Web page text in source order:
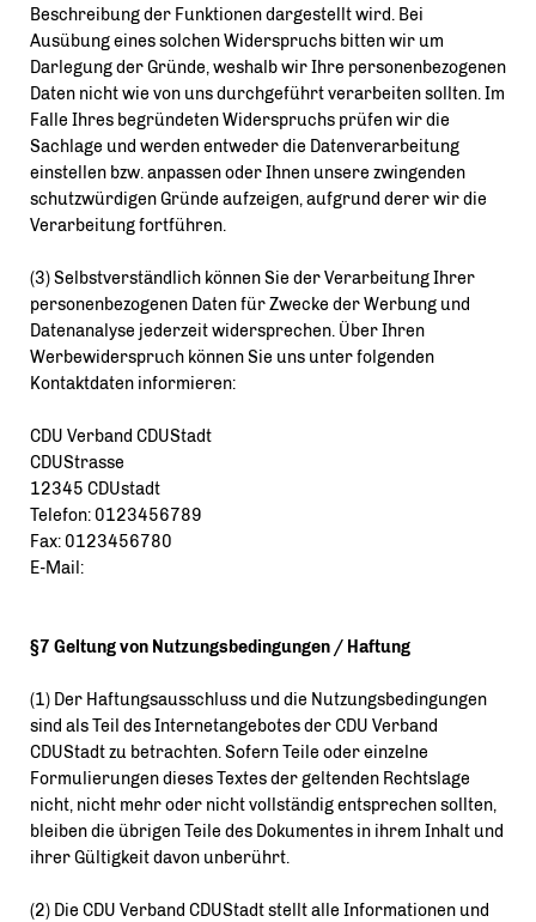
Beschreibung der Funktionen dargestellt wird. Bei
Ausübung eines solchen Widerspruchs bitten wir um
Darlegung der Gründe, weshalb wir Ihre personenbezogenen
Daten nicht wie von uns durchgeführt verarbeiten sollten. Im
Falle Ihres begründeten Widerspruchs prüfen wir die
Sachlage und werden entweder die Datenverarbeitung
einstellen bzw. anpassen oder Ihnen unsere zwingenden
schutzwürdigen Gründe aufzeigen, aufgrund derer wir die
Verarbeitung fortführen.
(3) Selbstverständlich können Sie der Verarbeitung Ihrer
personenbezogenen Daten für Zwecke der Werbung und
Datenanalyse jederzeit widersprechen. Über Ihren
Werbewiderspruch können Sie uns unter folgenden
Kontaktdaten informieren:
CDU Verband CDUStadt
CDUStrasse
12345 CDUstadt
Telefon: 0123456789
Fax: 0123456780
E-Mail:
§7 Geltung von Nutzungsbedingungen / Haftung
(1) Der Haftungsausschluss und die Nutzungsbedingungen
sind als Teil des Internetangebotes der CDU Verband
CDUStadt zu betrachten. Sofern Teile oder einzelne
Formulierungen dieses Textes der geltenden Rechtslage
nicht, nicht mehr oder nicht vollständig entsprechen sollten,
bleiben die übrigen Teile des Dokumentes in ihrem Inhalt und
ihrer Gültigkeit davon unberührt.
(2) Die CDU Verband CDUStadt stellt alle Informationen und